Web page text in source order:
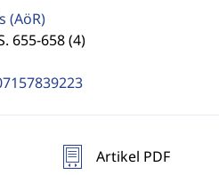
(AöR)
655-658 (4)
Artikel PDF